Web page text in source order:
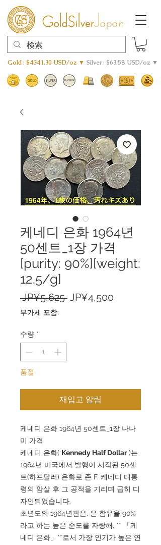
Gold : $4341.30 USD/oz ▼ Silver : $63.58 USD/oz ▼
케네디 은화 1964년
50센트_1장 가격
[purity: 90%][weight:
12.5/g]
JP¥5,625 일
JP¥4,500
부가세 포함:
수량 *
품절
재입고 알림
케네디 은화 1964년 50센트_1장 나나
미 가격
케네디 은화( Kennedy Half Dollar)는
1964년 미국에서 발행이 시작된 50센
트(하프달러) 은화로 존 F. 케네디 대통
령의 암살 후 그 공적을 기리며 급히 디
자인되었습니다.
초년도의 1964년판은, 은 함유율 90%
라고 하는 높은 순도를 자랑해, ** 「케
네디 은화」**로서 가장 인기가 높은 연